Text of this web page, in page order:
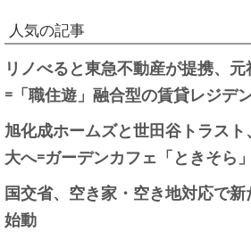
人気の記事
リノべると東急不動産が提携、
=「職住遊」融合型の賃貸レジデ
旭化成ホームズと世田谷トラス
大へ=ガーデンカフェ「ときそら
国交省、空き家・空き地対応で
始動